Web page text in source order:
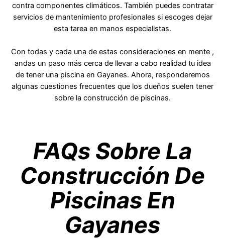
contra componentes climáticos. También puedes contratar
servicios de mantenimiento profesionales si escoges dejar
esta tarea en manos especialistas.
Con todas y cada una de estas consideraciones en mente ,
andas un paso más cerca de llevar a cabo realidad tu idea
de tener una piscina en Gayanes. Ahora, responderemos
algunas cuestiones frecuentes que los dueños suelen tener
sobre la construcción de piscinas.
FAQs Sobre La
Construcción De
Piscinas En
Gayanes